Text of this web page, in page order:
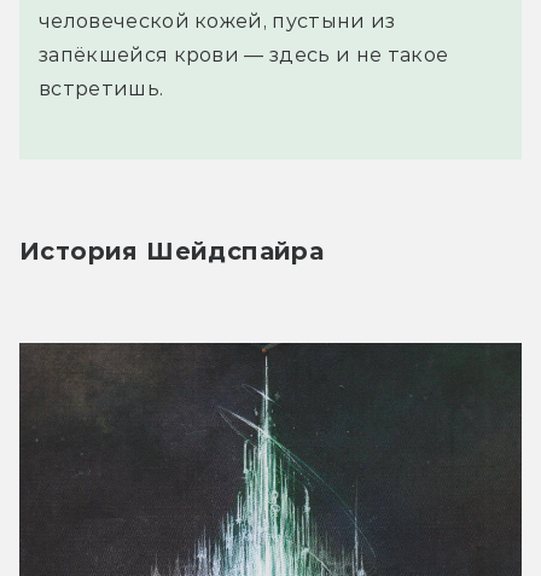
человеческой кожей, пустыни из
запёкшейся крови — здесь и не такое
встретишь.
История Шейдспайра